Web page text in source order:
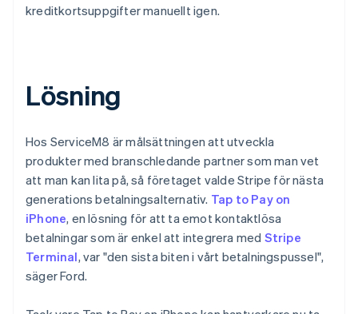
kreditkortsuppgifter manuellt igen.
Lösning
Hos ServiceM8 är målsättningen att utveckla
produkter med branschledande partner som man vet
att man kan lita på, så företaget valde Stripe för nästa
generations betalningsalternativ. Tap to Pay on
iPhone, en lösning för att ta emot kontaktlösa
betalningar som är enkel att integrera med Stripe
Terminal, var "den sista biten i vårt betalningspussel",
säger Ford.